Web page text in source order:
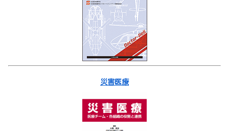
災害医療